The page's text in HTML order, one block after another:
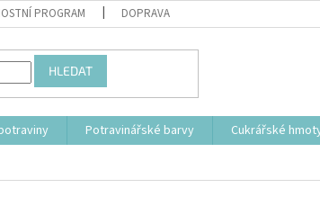
PROGRAM DOPRAVA
HLEDAT
Potravinářské barvy Cukrářské